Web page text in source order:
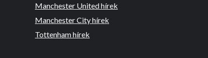
Manchester United hírek
Manchester City hírek
Tottenham hírek